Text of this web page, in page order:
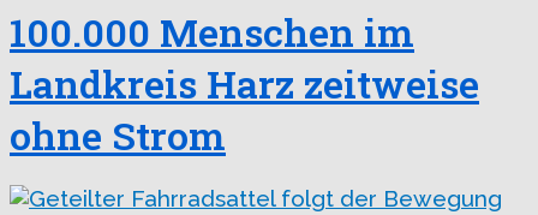
100.000 Menschen im
Landkreis Harz zeitweise
ohne Strom